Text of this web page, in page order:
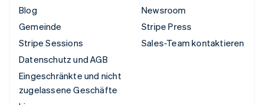
Blog
Gemeinde
Stripe Sessions
Datenschutz und AGB
Eingeschränkte und nicht
zugelassene Geschäfte
Newsroom
Stripe Press
Sales-Team kontaktieren